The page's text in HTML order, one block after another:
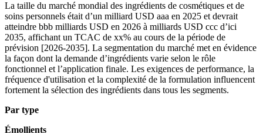
La taille du marché mondial des ingrédients de cosmétiques et de
soins personnels était d’un milliard USD aaa en 2025 et devrait
atteindre bbb milliards USD en 2026 à milliards USD ccc d’ici
2035, affichant un TCAC de xx% au cours de la période de
prévision [2026-2035]. La segmentation du marché met en évidence
la façon dont la demande d’ingrédients varie selon le rôle
fonctionnel et l’application finale. Les exigences de performance, la
fréquence d'utilisation et la complexité de la formulation influencent
fortement la sélection des ingrédients dans tous les segments.
Par type
Émollients